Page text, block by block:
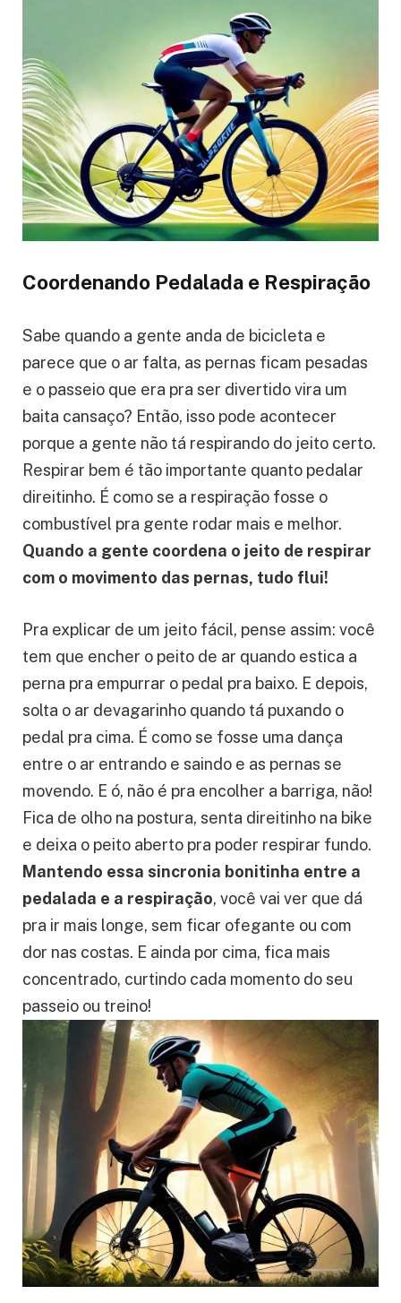
direitinho – seu corpo vai agradecer e suas
pedaladas vão ficar muito mais divertidas!
Coordenando Pedalada e Respiração
Sabe quando a gente anda de bicicleta e
parece que o ar falta, as pernas ficam pesadas
e o passeio que era pra ser divertido vira um
baita cansaço? Então, isso pode acontecer
porque a gente não tá respirando do jeito certo.
Respirar bem é tão importante quanto pedalar
direitinho. É como se a respiração fosse o
Quando a gente coordena o jeito de respirar
com o movimento das pernas, tudo flui!
Pra explicar de um jeito fácil, pense assim: você
tem que encher o peito de ar quando estica a
perna pra empurrar o pedal pra baixo. E depois,
solta o ar devagarinho quando tá puxando o
pedal pra cima. É como se fosse uma dança
entre o ar entrando e saindo e as pernas se
movendo. E ó, não é pra encolher a barriga, não!
Fica de olho na postura, senta direitinho na bike
e deixa o peito aberto pra poder respirar fundo.
Mantendo essa sincronia bonitinha entre a
pedalada e a respiração, você vai ver que dá
pra ir mais longe, sem ficar ofegante ou com
dor nas costas. E ainda por cima, fica mais
concentrado, curtindo cada momento do seu
passeio ou treino!